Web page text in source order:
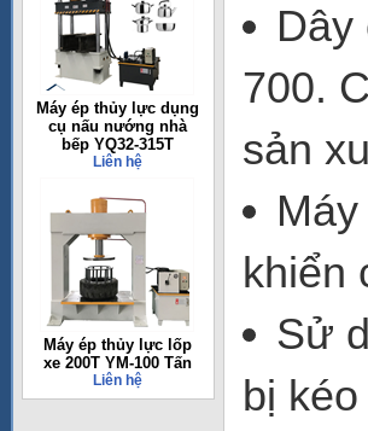
Máy ép thủy lực dụng
cụ nấu nướng nhà
bếp YQ32-315T
Liên hệ
Máy ép thủy lực lốp
xe 200T YM-100 Tấn
Liên hệ
Dây
700.
sản
khiển
Sử
bị